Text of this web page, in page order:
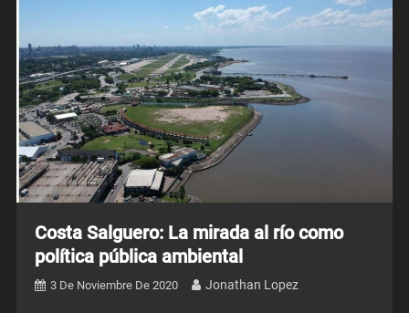
Costa Salguero: La mirada al río como
política pública ambiental
3 De Noviembre De 2020 Jonathan Lopez